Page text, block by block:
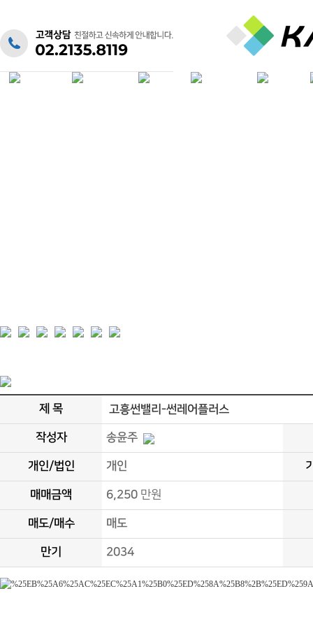
제 목 고흥썬밸리-썬레어플러스
작성자 송윤주
개인/법인 개인
매매금액 6,250 만원
매도/매수 매도
만기 2034